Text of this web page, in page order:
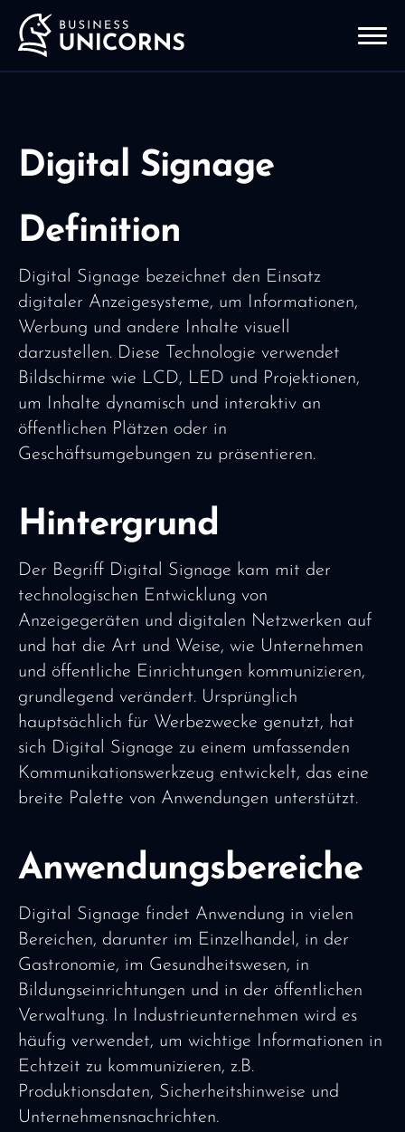
Digital Signage
Definition
Digital Signage bezeichnet den Einsatz
digitaler Anzeigesysteme, um Informationen,
Werbung und andere Inhalte visuell
darzustellen. Diese Technologie verwendet
Bildschirme wie LCD, LED und Projektionen,
um Inhalte dynamisch und interaktiv an
öffentlichen Plätzen oder in
Geschäftsumgebungen zu präsentieren.
Hintergrund
Der Begriff Digital Signage kam mit der
technologischen Entwicklung von
Anzeigegeräten und digitalen Netzwerken auf
und hat die Art und Weise, wie Unternehmen
und öffentliche Einrichtungen kommunizieren,
grundlegend verändert. Ursprünglich
hauptsächlich für Werbezwecke genutzt, hat
sich Digital Signage zu einem umfassenden
Kommunikationswerkzeug entwickelt, das eine
breite Palette von Anwendungen unterstützt.
Anwendungsbereiche
Digital Signage findet Anwendung in vielen
Bereichen, darunter im Einzelhandel, in der
Gastronomie, im Gesundheitswesen, in
Bildungseinrichtungen und in der öffentlichen
Verwaltung. In Industrieunternehmen wird es
häufig verwendet, um wichtige Informationen in
Echtzeit zu kommunizieren, z.B.
Produktionsdaten, Sicherheitshinweise und
Unternehmensnachrichten.